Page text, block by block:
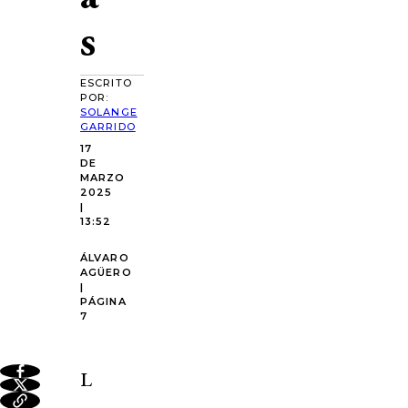
s
ESCRITO
POR:
SOLANGE
GARRIDO
17
DE
MARZO
2025
|
13:52
ÁLVARO
AGÜERO
|
PÁGINA
7
L